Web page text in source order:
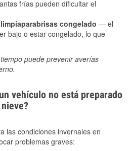
frías pueden dificultar el
congelado — el
bajo o estar congelado, lo que
puede prevenir averías
vehículo no está preparado
las condiciones invernales en
problemas graves: